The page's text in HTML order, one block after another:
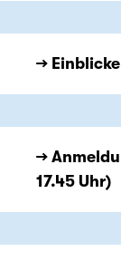
→
→
17.45 Uhr)